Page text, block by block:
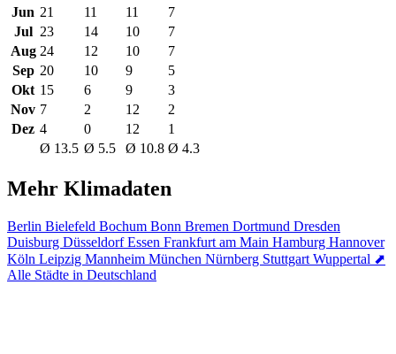
Jun 21 11 11
7
Jul 23 14 10
7
Aug 24 12 10
7
Sep 20 10 9
5
Okt 15 6 9
3
Nov 7 2 12
2
Dez 4 0 12
1
Ø 13.5 Ø 5.5 Ø 10.8 Ø 4.3
Mehr Klimadaten
Berlin Bielefeld Bochum Bonn Bremen Dortmund Dresden
Duisburg DüsseldorfEssen Frankfurt am Main Hamburg Hannover
Köln Leipzig Mannheim München Nürnberg Stuttgart Wuppertal ⬈
Alle Städte in Deutschland